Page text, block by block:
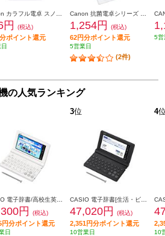
円 (税込)
ポイント還元
1,254円 (税込)
62円分ポイント還元
5営業日
(2件)
5営
の人気ランキング
円 (税込)
円分ポイント還元
日
3位
47,020円 (税込)
2,351円分ポイント還元
10営業日
4
10